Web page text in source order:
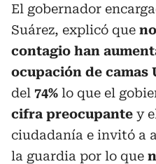
El gobernador
Suárez, explicó que
contagio han
ocupación de camas
del 74% lo que el
cifra preocupante y
ciudadanía e invitó a
la guardia por lo que